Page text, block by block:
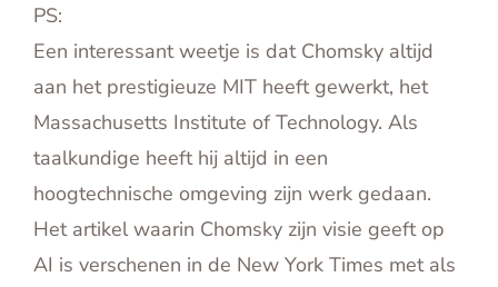
PS:
Een interessant weetje is dat Chomsky altijd
aan het prestigieuze MIT heeft gewerkt, het
Massachusetts Institute of Technology. Als
taalkundige heeft hij altijd in een
hoogtechnische omgeving zijn werk gedaan.
Het artikel waarin Chomsky zijn visie geeft op
AI is verschenen in de New York Times met als